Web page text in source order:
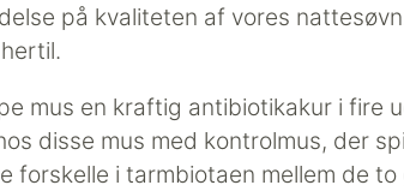
på kvaliteten af vores
mus en kraftig antibiotikakur i fire
disse mus med kontrolmus, der
forskelle i tarmbiotaen mellem de